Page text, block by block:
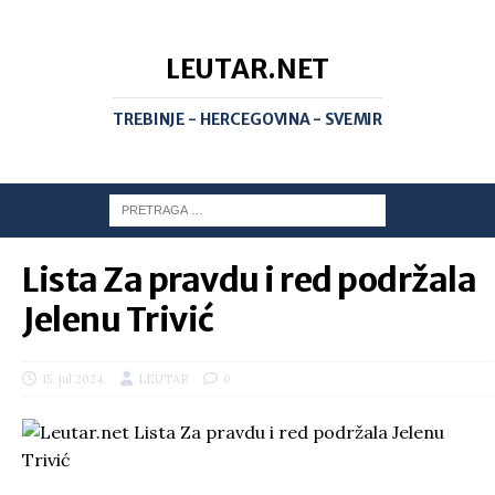
LEUTAR.NET
TREBINJE - HERCEGOVINA - SVEMIR
Lista Za pravdu i red podržala
Jelenu Trivić
15. jul 2024. LEUTAR 0